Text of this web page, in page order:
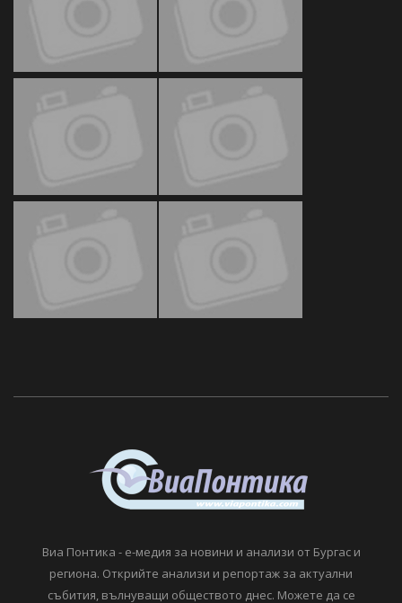
Виа Понтика - е-медия за новини и анализи от Бургас и
региона. Открийте анализи и репортаж за актуални
събития, вълнуващи обществото днес. Можете да се